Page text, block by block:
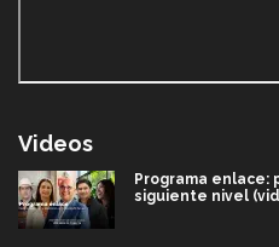
Videos
Programa enlace:
siguiente nivel